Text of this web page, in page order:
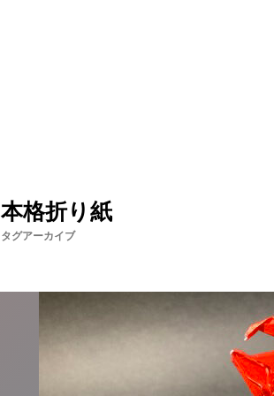
本格折り紙
タグアーカイブ